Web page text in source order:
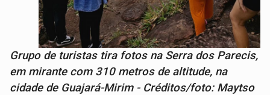
Grupo de turistas tira fotos na Serra dos Parecis,
em mirante com 310 metros de altitude, na
cidade de Guajará-Mirim - Créditos/foto: Maytso